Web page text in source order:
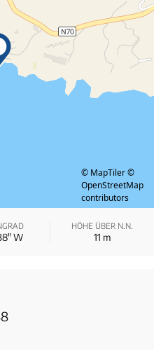
© MapTiler ©
OpenStreetMap
contributors
W
HÖHE ÜBER N.N.
11 m